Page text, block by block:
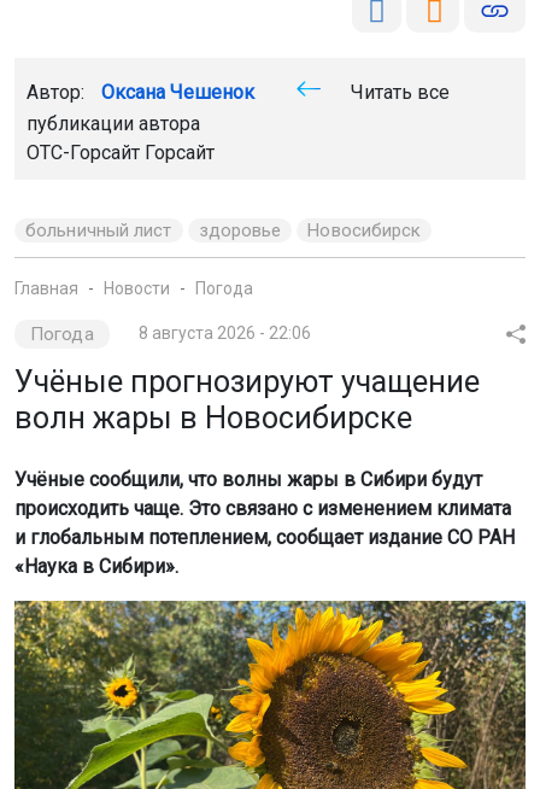
Автор: Оксана Чешенок
Читать все
публикации автора
ОТС-Горсайт Горсайт
больничный лист здоровье Новосибирск
Главная Новости Погода
Погода 8 августа 2026 - 22:06
Учёные прогнозируют учащение
волн жары в Новосибирске
Учёные сообщили, что волны жары в Сибири будут
происходить чаще. Это связано с изменением климата
и глобальным потеплением, сообщает издание СО РАН
«Наука в Сибири».